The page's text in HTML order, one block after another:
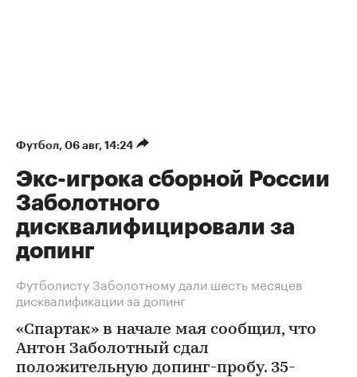
Футбол 06 авг, 14:24
Экс-игрока сборной России
Заболотного
дисквалифицировали за
допинг
Футболисту Заболотному дали шесть месяцев
дисквалификации за допинг
«Спартак» в начале мая сообщил, что
Антон Заболотный сдал
положительную допинг-пробу. 35-